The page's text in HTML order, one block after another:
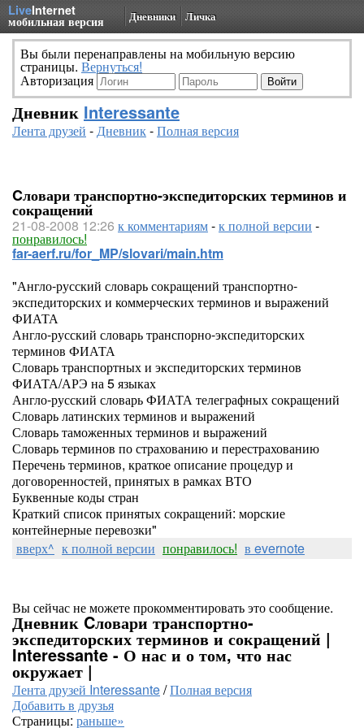
LiveInternet
мобильная версия Дневники Личка
Вы были перенаправлены на мобильную версию
страницы. Вернуться!
Авторизация
Дневник Interessante
Лента друзей -Дневник-Полная версия
Cловари транспортно-экспедиторских терминов и
сокращений
21-08-2008 12:26 к комментариям-к полной версии -
понравилось!
far-aerf.ru/for_MP/slovari/main.htm
"Англо-русский словарь сокращений транспортно-
экспедиторских и коммерческих терминов и выражений
ФИАТА
Англо-русский словарь транспорно-экспедиторских
терминов ФИАТА
Словарь транспортных и экспедиторских терминов
ФИАТА/АРЭ на 5 языках
Англо-русский словарь ФИАТА телеграфных сокращений
Словарь латинских терминов и выражений
Словарь таможенных терминов и выражений
Словарь терминов по страхованию и перестрахованию
Перечень терминов, краткое описание процедур и
договоренностей, принятых в рамках ВТО
Буквенные коды стран
Краткий список принятых сокращений: морские
контейнерные перевозки"
вверх^ к полной версии понравилось! в evernote
Вы сейчас не можете прокомментировать это сообщение.
Дневник Cловари транспортно-
экспедиторских терминов и сокращений |
Interessante - О нас и о том, что нас
окружает |
Лента друзей Interessante/Полная версия
Добавить в друзья
Страницы: раньше»